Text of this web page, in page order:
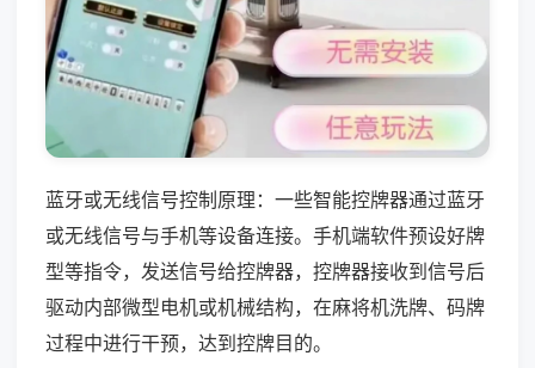
蓝牙或无线信号控制原理：一些智能控牌器通过蓝牙
或无线信号与手机等设备连接。手机端软件预设好牌
型等指令，发送信号给控牌器，控牌器接收到信号后
驱动内部微型电机或机械结构，在麻将机洗牌、码牌
过程中进行干预，达到控牌目的。